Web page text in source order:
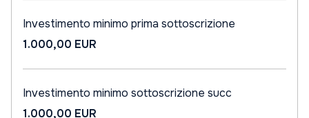
Investimento minimo prima sottoscrizione
1.000,00 EUR
Investimento minimo sottoscrizione succ
1.000,00 EUR